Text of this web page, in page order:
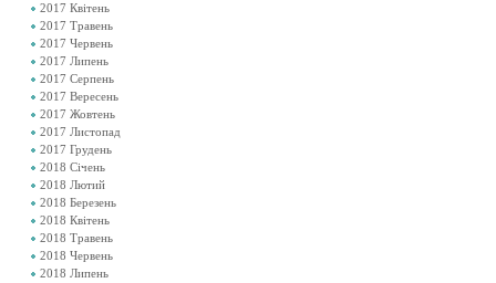
2017 Квітень
2017 Травень
2017 Червень
2017 Липень
2017 Серпень
2017 Вересень
2017 Жовтень
2017 Листопад
2017 Грудень
2018 Січень
2018 Лютий
2018 Березень
2018 Квітень
2018 Травень
2018 Червень
2018 Липень